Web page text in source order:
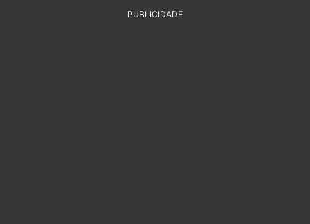
PUBLICIDADE